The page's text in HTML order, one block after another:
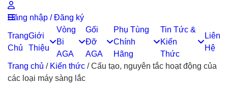
Đăng nhập / Đăng ký
Trang
Chủ
Giới
Thiệu
Vòng
Bi
AGA
Gối
Đỡ
AGA
Phụ Tùng
Chính
Hãng
Tin Tức &
Kiến
Thức
Liên
Hệ
Trang chủ / Kiến thức /Cấu tạo, nguyên tắc hoạt động của
các loại máy sàng lắc